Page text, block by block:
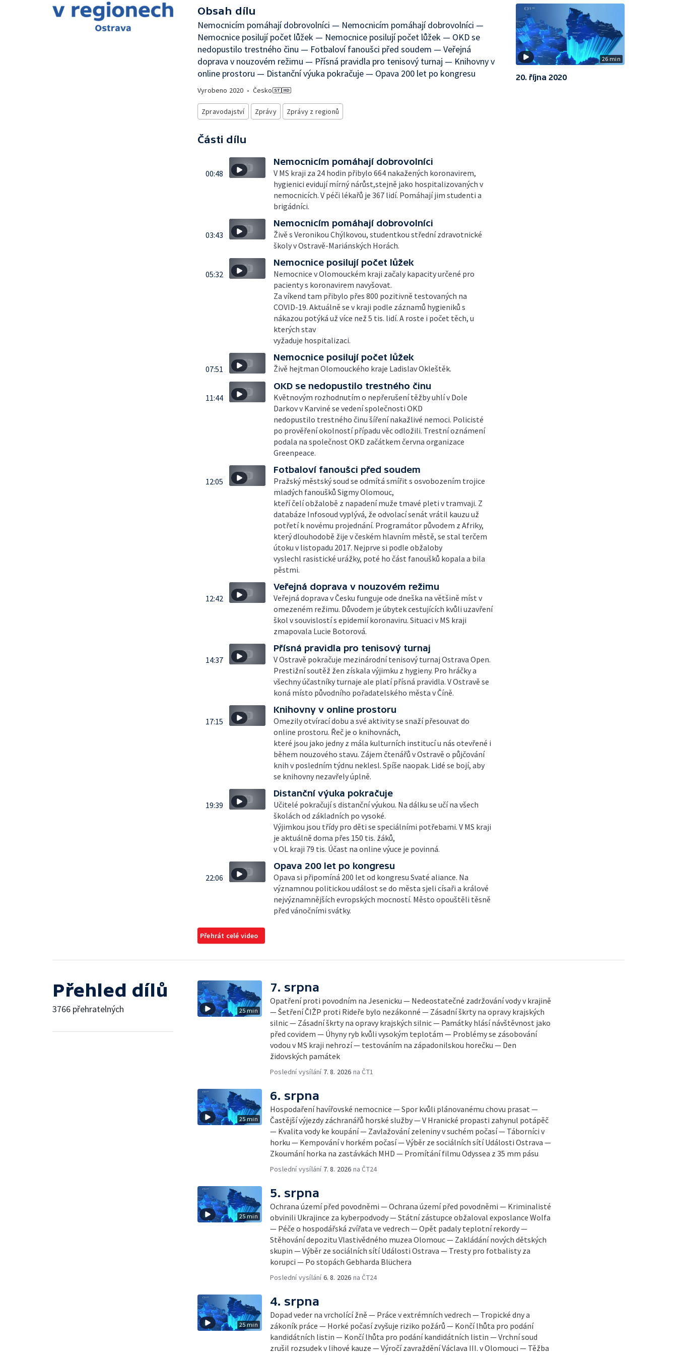
Obsah dílu
Nemocnicím pomáhají dobrovolníci — Nemocnicím pomáhají dobrovolníci —
Nemocnice posilují počet lůžek — Nemocnice posilují počet lůžek — OKD se
nedopustilo trestného činu — Fotbaloví fanoušci před soudem — Veřejná
doprava v nouzovém režimu — Přísná pravidla pro tenisový turnaj — Knihovny v
online prostoru — Distanční výuka pokračuje — Opava 200 let po kongresu
Vyrobeno 2020 • Česko
Zpravodajství Zprávy Zprávy z regionů
Části dílu
00:48
Nemocnicím pomáhají dobrovolníci
V MS kraji za 24 hodin přibylo 664 nakažených koronavirem,
hygienici evidují mírný nárůst,stejně jako hospitalizovaných v
nemocnicích. V péči lékařů je 367 lidí. Pomáhají jim studenti a
brigádníci.
03:43
Nemocnicím pomáhají dobrovolníci
Živě s Veronikou Chýlkovou, studentkou střední zdravotnické
školy v Ostravě-Mariánských Horách.
05:32
Nemocnice posilují počet lůžek
Nemocnice v Olomouckém kraji začaly kapacity určené pro
pacienty s koronavirem navyšovat.
Za víkend tam přibylo přes 800 pozitivně testovaných na
COVID-19. Aktuálně se v kraji podle záznamů hygieniků s
nákazou potýká už více než 5 tis. lidí. A roste i počet těch, u
kterých stav
vyžaduje hospitalizaci.
07:51
Nemocnice posilují počet lůžek
Živě hejtman Olomouckého kraje Ladislav Okleštěk.
11:44
OKD se nedopustilo trestného činu
Květnovým rozhodnutím o nepřerušení těžby uhlí v Dole
Darkov v Karviné se vedení společnosti OKD
nedopustilo trestného činu šíření nakažlivé nemoci. Policisté
po prověření okolností případu věc odložili. Trestní oznámení
podala na společnost OKD začátkem června organizace
Greenpeace.
12:05
Fotbaloví fanoušci před soudem
Pražský městský soud se odmítá smířit s osvobozením trojice
mladých fanoušků Sigmy Olomouc,
kteří čelí obžalobě z napadení muže tmavé pleti v tramvaji. Z
databáze Infosoud vyplývá, že odvolací senát vrátil kauzu už
potřetí k novému projednání. Programátor původem z Afriky,
který dlouhodobě žije v českém hlavním městě, se stal terčem
útoku v listopadu 2017. Nejprve si podle obžaloby
vyslechl rasistické urážky, poté ho část fanoušků kopala a bila
pěstmi.
12:42
Veřejná doprava v nouzovém režimu
Veřejná doprava v Česku funguje ode dneška na většině míst v
omezeném režimu. Důvodem je úbytek cestujících kvůli uzavření
škol v souvislostí s epidemií koronaviru. Situaci v MS kraji
zmapovala Lucie Botorová.
14:37
Přísná pravidla pro tenisový turnaj
V Ostravě pokračuje mezinárodní tenisový turnaj Ostrava Open.
Prestižní soutěž žen získala výjimku z hygieny. Pro hráčky a
všechny účastníky turnaje ale platí přísná pravidla. V Ostravě se
koná místo původního pořadatelského města v Číně.
17:15
Knihovny v online prostoru
Omezily otvírací dobu a své aktivity se snaží přesouvat do
online prostoru. Řeč je o knihovnách,
které jsou jako jedny z mála kulturních institucí u nás otevřené i
během nouzového stavu. Zájem čtenářů v Ostravě o půjčování
knih v posledním týdnu neklesl. Spíše naopak. Lidé se bojí, aby
se knihovny nezavřely úplně.
19:39
Distanční výuka pokračuje
Učitelé pokračují s distanční výukou. Na dálku se učí na všech
školách od základních po vysoké.
Výjimkou jsou třídy pro děti se speciálními potřebami. V MS kraji
je aktuálně doma přes 150 tis. žáků,
v OL kraji 79 tis. Účast na online výuce je povinná.
22:06
Opava 200 let po kongresu
Opava si připomíná 200 let od kongresu Svaté aliance. Na
významnou politickou událost se do města sjeli císaři a králové
nejvýznamnějších evropských mocností. Město opouštěli těsně
před vánočními svátky.
Přehrát celé video
26 min
20. října 2020
Přehled dílů
3766 přehratelných 25 min
7. srpna
Opatření proti povodním na Jesenicku — Nedeostatečné zadržování vody v krajině
— Šetření ČIŽP proti Rideře bylo nezákonné — Zásadní škrty na opravy krajských
silnic — Zásadní škrty na opravy krajských silnic — Památky hlásí návštěvnost jako
před covidem — Úhyny ryb kvůli vysokým teplotám — Problémy se zásobování
vodou v MS kraji nehrozí — testováním na západonilskou horečku — Den
židovských památek
Poslední vysílání 7. 8. 2026 na ČT1
25 min
6. srpna
Hospodaření havířovské nemocnice — Spor kvůli plánovanému chovu prasat —
Častější výjezdy záchranářů horské služby — V Hranické propasti zahynul potápěč
— Kvalita vody ke koupání — Zavlažování zeleniny v suchém počasí — Táborníci v
horku — Kempování v horkém počasí — Výběr ze sociálních sítí Události Ostrava —
Zkoumání horka na zastávkách MHD — Promítání filmu Odyssea z 35 mm pásu
Poslední vysílání 7. 8. 2026 na ČT24
25 min
5. srpna
Ochrana území před povodněmi — Ochrana území před povodněmi — Kriminalisté
obvinili Ukrajince za kyberpodvody — Státní zástupce obžaloval exposlance Wolfa
— Péče o hospodářská zvířata ve vedrech — Opět padaly teplotní rekordy —
Stěhování depozitu Vlastivědného muzea Olomouc — Zakládání nových dětských
skupin — Výběr ze sociálních sítí Události Ostrava — Tresty pro fotbalisty za
korupci — Po stopách Gebharda Blüchera
Poslední vysílání6. 8. 2026 na ČT24
25 min
4. srpna
Dopad veder na vrcholící žně — Práce v extrémních vedrech — Tropické dny a
zákoník práce — Horké počasí zvyšuje riziko požárů — Končí lhůta pro podání
kandidátních listin — Končí lhůta pro podání kandidátních listin — Vrchní soud
zrušil rozsudek v lihové kauze — Výročí zavraždění Václava III. v Olomouci — Těžba